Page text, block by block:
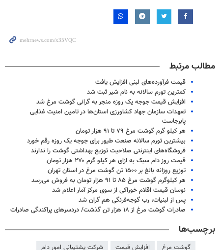
مطالب مرتبط
قیمت فرآورده‌های لبنی افزایش یافت
کمترین تورم سالانه به نام شیر ثبت شد
افزایش قیمت جوجه یک روزه منجر به گرانی گوشت مرغ شد
تعهدات سازمان جهاد کشاورزی استان‌ها در تامین امنیت غذایی
پابرجاست
هر کیلو گرم گوشت مرغ ۷۹ تا ۹۱ هزار تومان
بیشترین تورم سالانه صنعت طیور برای جوجه یک روزه رقم خورد
فروشگاه‌های اینترنتی صلاحیت توزیع بهداشتی گوشت را ندارند
قیمت روز دام سبک به ازای هر کیلو گرم ۲۷۰ هزار تومان
توزیع روزانه بالغ بر ۱۵۰۰ تن گوشت مرغ در استان تهران
هر کیلوگرم گوشت مرغ ۸۵ تا ۹۱ هزار تومان به فروش می‌رسد
نوسان قیمت اقلام خوراکی از سوی مرکز آمار اعلام شد
پس از لبنیات، رب گوجه‌فرنگی هم گران شد
صادرات گوشت مرغ از ۱۸ هزار تن گذشت/ دردسرهای پراکندگی صادرات
برچسب‌ها
گوشت مرغ افزایش قیمت شرکت پشتیبانی امور دام